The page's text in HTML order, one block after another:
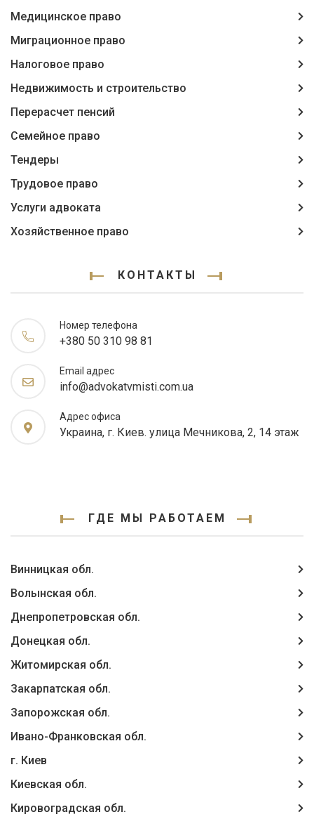
Медицинское право
Миграционное право
Налоговое право
Недвижимость и строительство
Перерасчет пенсий
Семейное право
Тендеры
Трудовое право
Услуги адвоката
Хозяйственное право
КОНТАКТЫ
Номер телефона
+380 50 310 98 81
Email адрес
info@advokatvmisti.com.ua
Адрес офиса
Украина, г. Киев. улица Мечникова, 2, 14 этаж
ГДЕ МЫ РАБОТАЕМ
Винницкая обл.
Волынская обл.
Днепропетровская обл.
Донецкая обл.
Житомирская обл.
Закарпатская обл.
Запорожская обл.
Ивано-Франковская обл.
г. Киев
Киевская обл.
Кировоградская обл.